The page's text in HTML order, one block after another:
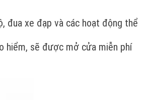
đua xe đạp và các hoạt động thể
hiểm, sẽ được mở cửa miễn phí